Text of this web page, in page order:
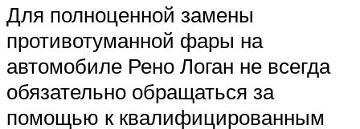
Для полноценной замены
противотуманной фары на
автомобиле Рено Логан не всегда
обязательно обращаться за
помощью к квалифицированным